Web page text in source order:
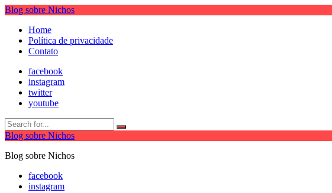
Blog sobre Nichos
Home
Política de privacidade
Contato
facebook
instagram
twitter
youtube
Blog sobre Nichos
Blog sobre Nichos
facebook
instagram